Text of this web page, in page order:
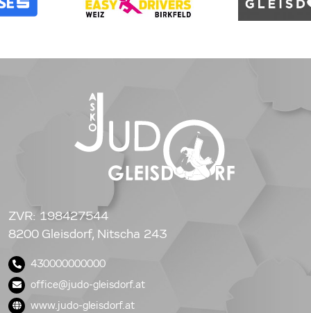
ZVR: 198427544
8200 Gleisdorf, Nitscha 243
430000000000
office@judo-gleisdorf.at
www.judo-gleisdorf.at